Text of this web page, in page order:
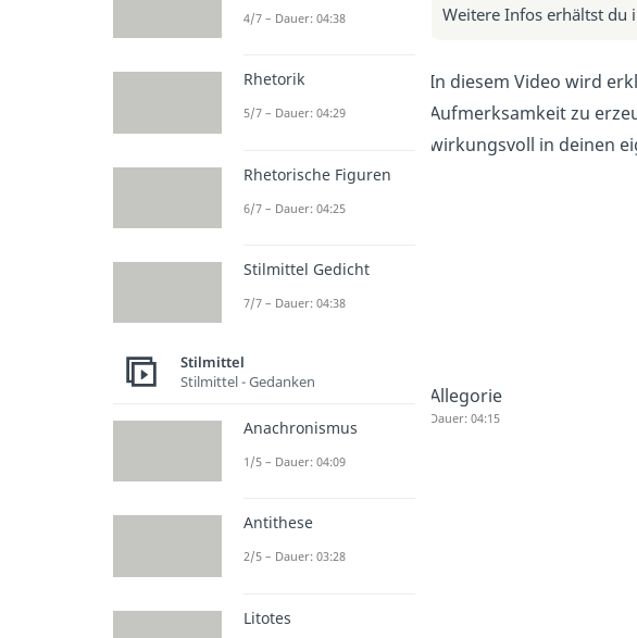
Weitere Infos erhältst du
In diesem Video wird
Aufmerksamkeit zu
wirkungsvoll in deinen
Allegorie
Dauer: 04:15
4/7 – Dauer: 04:38
Rhetorik
5/7 – Dauer: 04:29
Rhetorische Figuren
6/7 – Dauer: 04:25
Stilmittel Gedicht
7/7 – Dauer: 04:38
Stilmittel
Stilmittel - Gedanken
Anachronismus
1/5 – Dauer: 04:09
Antithese
2/5 – Dauer: 03:28
Litotes